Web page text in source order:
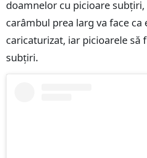
doamnelor cu picioare subțiri,
carâmbul prea larg va face ca
caricaturizat, iar picioarele să
subțiri.